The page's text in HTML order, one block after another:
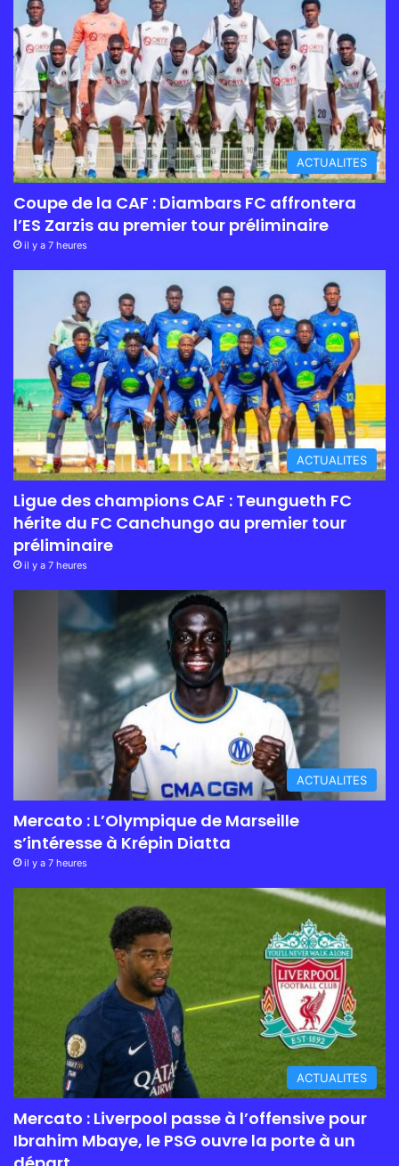
ACTUALITES
Coupe de la CAF : Diambars FC affrontera
l’ES Zarzis au premier tour préliminaire
il y a 7 heures
ACTUALITES
Ligue des champions CAF : Teungueth FC
hérite du FC Canchungo au premier tour
préliminaire
il y a 7 heures
ACTUALITES
Mercato : L’Olympique de Marseille
s’intéresse à Krépin Diatta
il y a 7 heures
ACTUALITES
Mercato : Liverpool passe à l’offensive pour
Ibrahim Mbaye, le PSG ouvre la porte à un